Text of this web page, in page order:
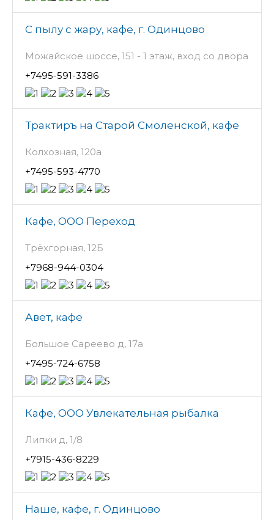
С пылу с жару, кафе, г. Одинцово
Можайское шоссе, 151 - 1 этаж, вход со двора
+7495-591-3386
Трактиръ на Старой Смоленской, кафе
Колхозная, 120а
+7495-593-4770
Кафе, ООО Переход
Трёхгорная, 12Б
+7968-944-0304
Авет, кафе
Большое Сареево д, 17а
+7495-724-6758
Кафе, ООО Увлекательная рыбалка
Липки д, 1/8
+7915-436-8229
Наше, кафе, г. Одинцово